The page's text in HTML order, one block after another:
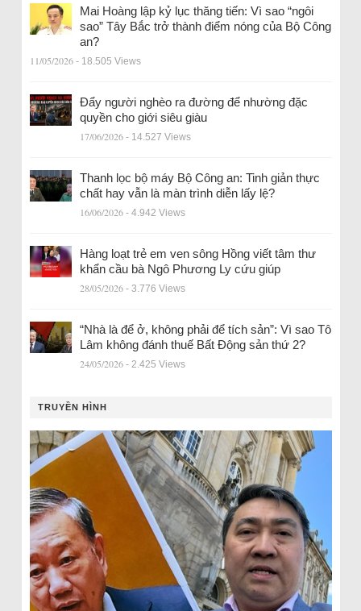
Mai Hoàng lập kỷ lục thăng tiến: Vì sao “ngôi
sao” Tây Bắc trở thành điểm nóng của Bộ Công
an?
11/05/2026 - 18.505 Views
Đẩy người nghèo ra đường để nhường đặc
quyền cho giới siêu giàu
17/06/2026 - 14.527 Views
Thanh lọc bộ máy Bộ Công an: Tinh giản thực
chất hay vẫn là màn trình diễn lấy lệ?
16/06/2026 - 4.942 Views
Hàng loạt trẻ em ven sông Hồng viết tâm thư
khẩn cầu bà Ngô Phương Ly cứu giúp
28/05/2026 - 3.776 Views
“Nhà là để ở, không phải để tích sản”: Vì sao Tô
Lâm không đánh thuế Bất Động sản thứ 2?
24/05/2026 - 2.425 Views
TRUYỀN HÌNH